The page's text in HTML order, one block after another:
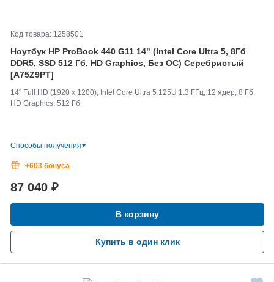
Код товара: 1258501
Ноутбук HP ProBook 440 G11 14" (Intel Core Ultra 5, 8Гб
DDR5, SSD 512 Гб, HD Graphics, Без ОС) Серебристый
[A75Z9PT]
14" Full HD (1920 x 1200), Intel Core Ultra 5 125U 1.3 ГГц, 12 ядер, 8 Гб,
HD Graphics, 512 Гб
Способы получения
+603 бонуса
87 040 ₽
В корзину
Купить в один клик